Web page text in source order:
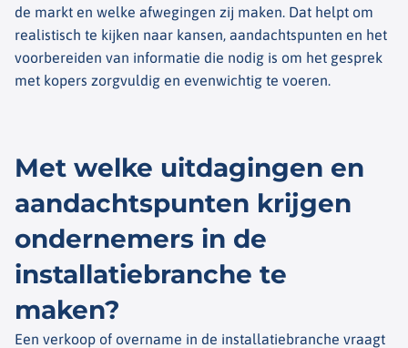
de markt en welke afwegingen zij maken. Dat helpt om
realistisch te kijken naar kansen, aandachtspunten en het
voorbereiden van informatie die nodig is om het gesprek
met kopers zorgvuldig en evenwichtig te voeren.
Met welke uitdagingen en
aandachtspunten krijgen
ondernemers in de
installatiebranche te
maken?
Een verkoop of overname in de installatiebranche vraagt